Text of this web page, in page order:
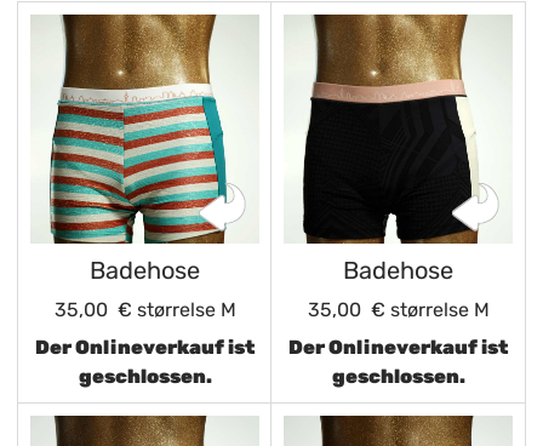
Badehose
35,00 € størrelse M
Der Onlineverkauf ist
geschlossen.
Badehose
35,00 € størrelse M
Der Onlineverkauf ist
geschlossen.